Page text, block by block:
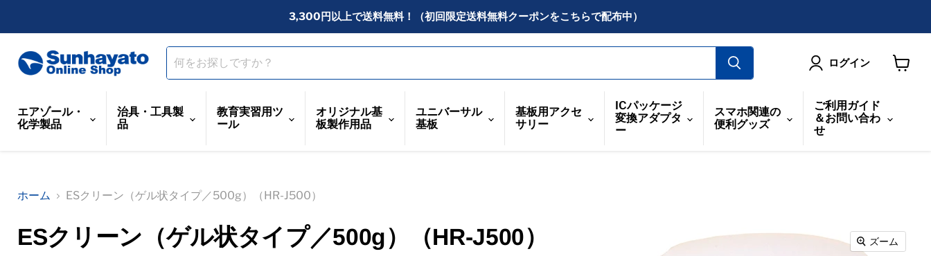
3,300円以上で送料無料！（初回限定送料無料クーポンをこちらで配布中）
ログイン
エアゾール・
化学製品
治具・工具製
品
教育実習用ツ
ール
オリジナル基
板製作用品
ユニバーサル
基板
基板用アクセ
サリー
ICパッケージ
変換アダプタ
ー
スマホ関連の
便利グッズ
ご利用ガイド
＆お問い合わ
せ
ホーム ESクリーン（ゲル状タイプ／500g）（HR-J500）
ズーム
ESクリーン（ゲル状タイプ／500g）（HR-J500）